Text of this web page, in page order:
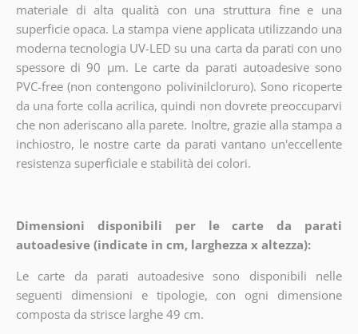
materiale di alta qualità con una struttura fine e una
superficie opaca. La stampa viene applicata utilizzando una
moderna tecnologia UV-LED su una carta da parati con uno
spessore di 90 µm. Le carte da parati autoadesive sono
PVC-free (non contengono polivinilcloruro). Sono ricoperte
da una forte colla acrilica, quindi non dovrete preoccuparvi
che non aderiscano alla parete. Inoltre, grazie alla stampa a
inchiostro, le nostre carte da parati vantano un'eccellente
resistenza superficiale e stabilità dei colori.
Dimensioni disponibili per le carte da parati
autoadesive (indicate in cm, larghezza x altezza):
Le carte da parati autoadesive sono disponibili nelle
seguenti dimensioni e tipologie, con ogni dimensione
composta da strisce larghe 49 cm.